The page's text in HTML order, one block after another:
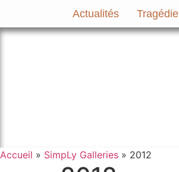
contenu
Actualités Tragédie
Accueil » SimpLy Galleries » 2012